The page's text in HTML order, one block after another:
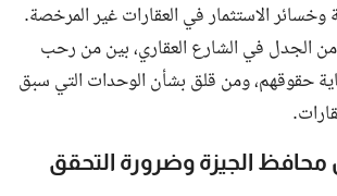
يعود بإصدار مقاوم للغبار ويدعم 5G مع
عملاقة...